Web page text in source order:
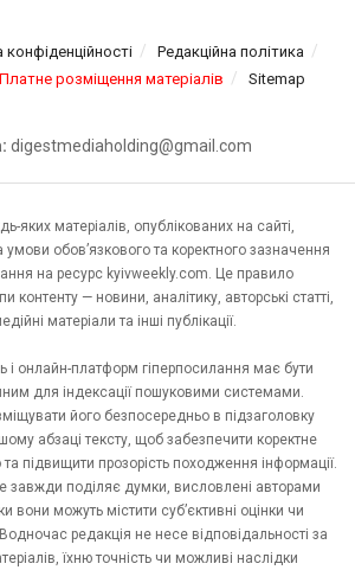
конфіденційності
Редакційна політика
Платне розміщення матеріалів Sitemap
digestmediaholding@gmail.com
яких матеріалів, опублікованих на сайті,
обов’язкового та коректного зазначення
на ресурс kyivweekly.com. Це правило
контенту — новини, аналітику, авторські статті,
матеріали та інші публікації.
і онлайн-платформ гіперпосилання має бути
для індексації пошуковими системами.
його безпосередньо в підзаголовку
абзаці тексту, щоб забезпечити коректне
підвищити прозорість походження інформації.
завжди поділяє думки, висловлені авторами
вони можуть містити суб’єктивні оцінки чи
редакція не несе відповідальності за
їхню точність чи можливі наслідки